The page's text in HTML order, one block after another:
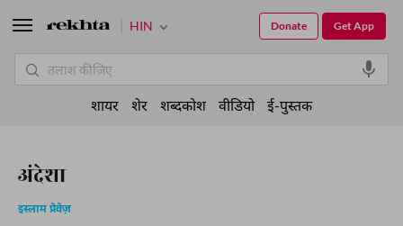
अंदेशा
इस्लाम प्रेवेज़
HIN Get App
Donate
शायर शेर शब्दकोश वीडियो ई-पुस्तक